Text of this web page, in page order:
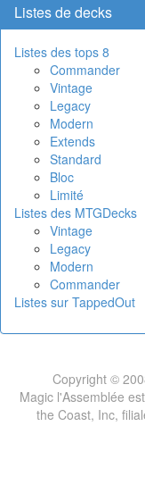
Listes de decks
Listes des tops 8
Commander
Vintage
Legacy
Modern
Extends
Standard
Bloc
Limité
Listes des MTGDecks
Vintage
Legacy
Modern
Commander
Listes sur TappedOut
Copyright ©
Magic l'Assemblée
the Coast, Inc,